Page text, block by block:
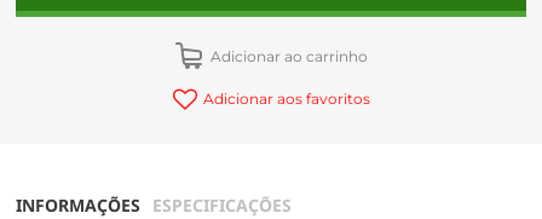
Adicionar ao carrinho
Adicionar aos favoritos
INFORMAÇÕES ESPECIFICAÇÕES